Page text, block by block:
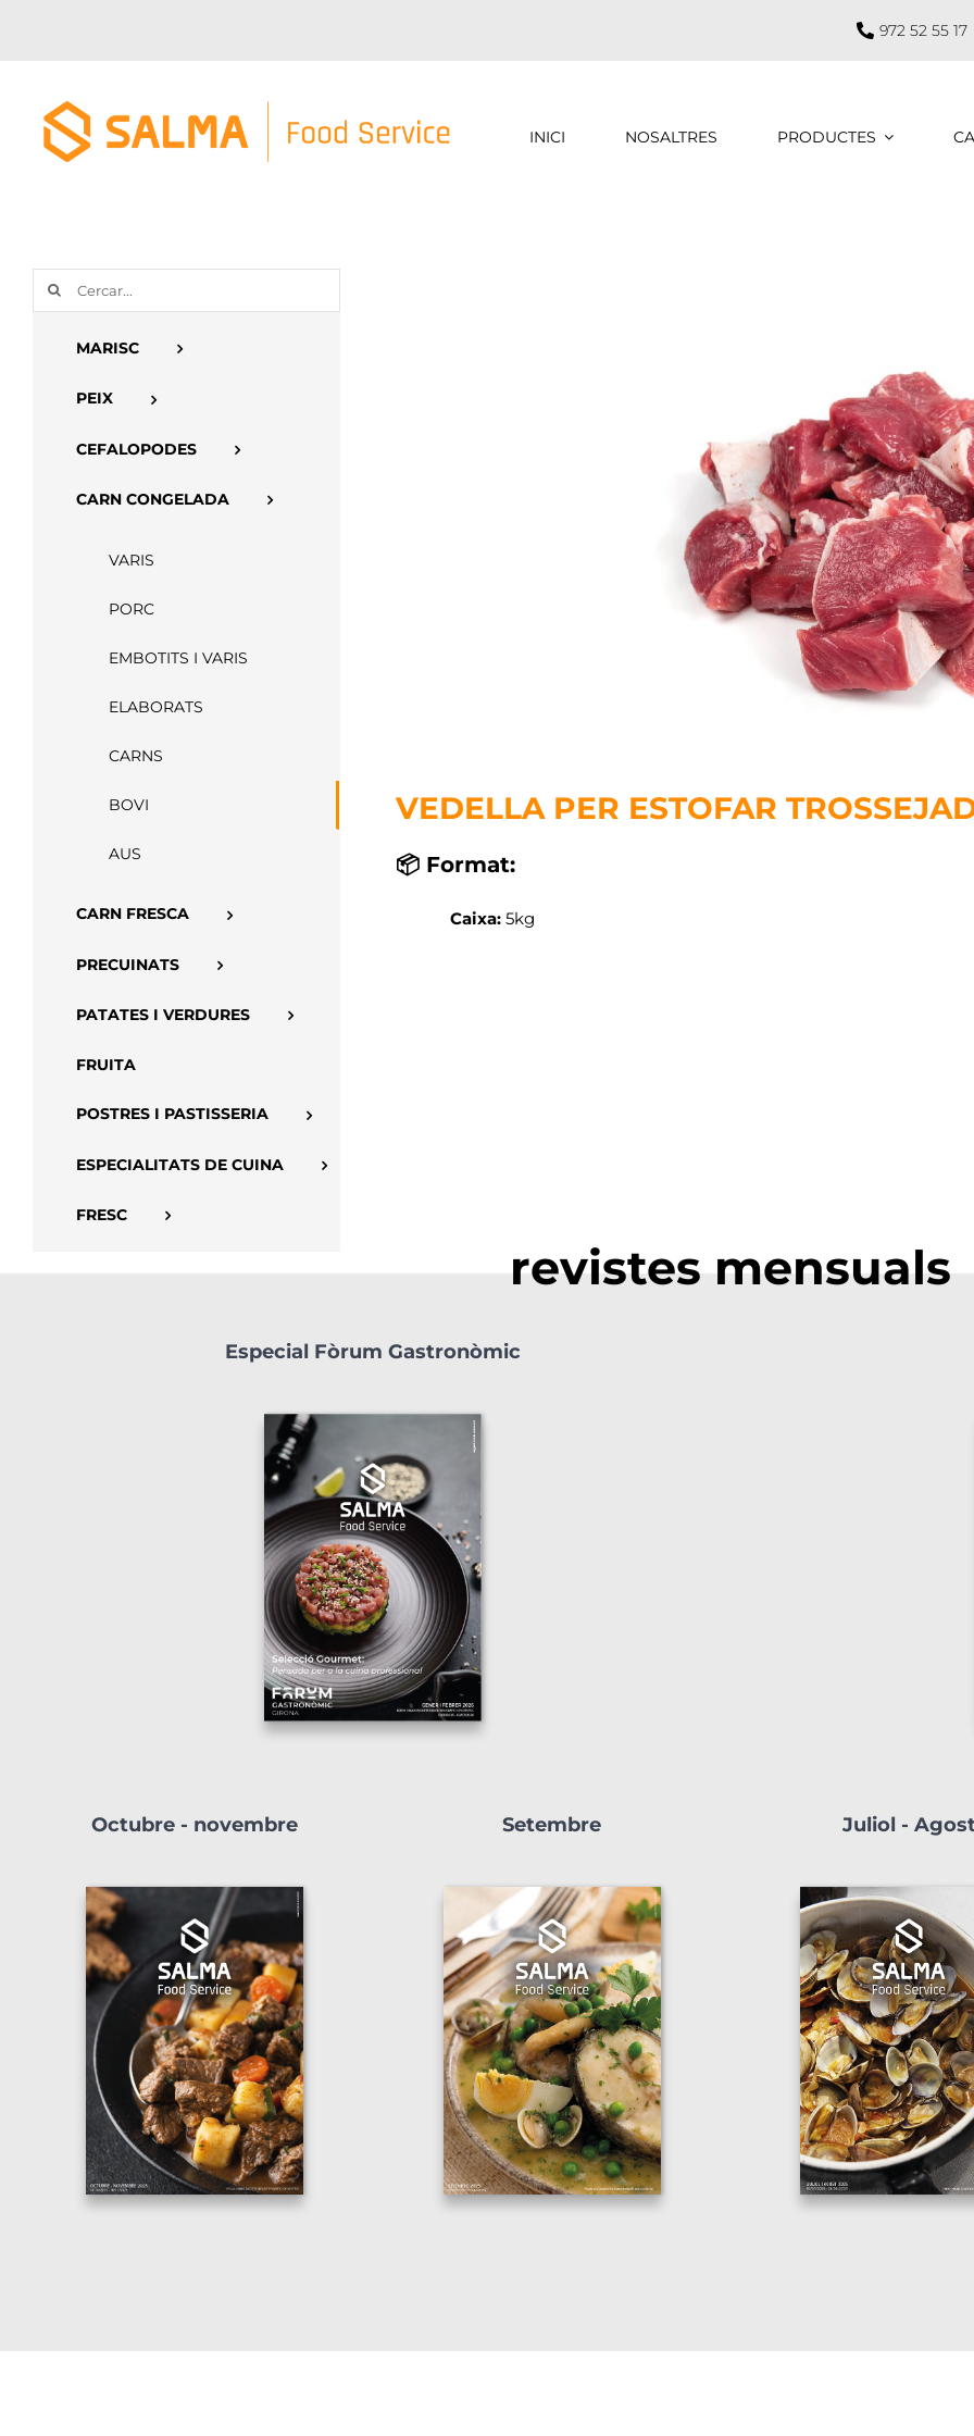
972 52 55 17
INICI NOSALTRES PRODUCTES
Cerca
…
MARISC
PEIX
CEFALOPODES
CARN CONGELADA
VARIS
PORC
EMBOTITS I VARIS
ELABORATS
CARNS
BOVI
AUS
CARN FRESCA
PRECUINATS
PATATES I VERDURES
FRUITA
POSTRES I PASTISSERIA
ESPECIALITATS DE CUINA
FRESC
VEDELLA PER ESTOFAR
📦 Format:
Caixa: 5kg
revistes mensuals
Especial Fòrum Gastronòmic
Octubre - novembre Setembre Juliol -